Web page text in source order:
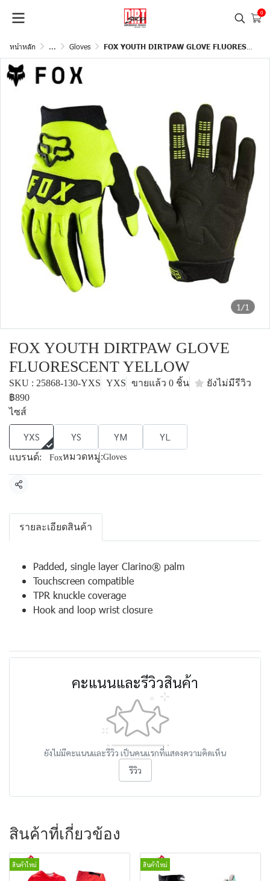
0
หน้าหลัก ... Gloves FOX YOUTH DIRTPAW GLOVE FLUORESCENT YELLOW
1/1
FOX YOUTH DIRTPAW GLOVE
FLUORESCENT YELLOW
SKU : 25868-130-YXS YXS ขายแล้ว 0 ชิ้น
ยังไม่มีรีวิว
฿890
ไซส์
YXS YS YM YL
แบรนด์: Foxหมวดหมู่:Gloves
แชร์
รายละเอียดสินค้า
Padded, single layer Clarino® palm
Touchscreen compatible
TPR knuckle coverage
Hook and loop wrist closure
คะแนนและรีวิวสินค้า
ยังไม่มีคะแนนและรีวิว เป็นคนแรกที่แสดงความคิดเห็น
รีวิว
สินค้าที่เกี่ยวข้อง
สินค้าใหม่ สินค้าใหม่